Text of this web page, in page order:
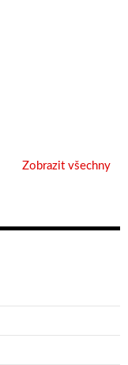
Zobrazit všechny